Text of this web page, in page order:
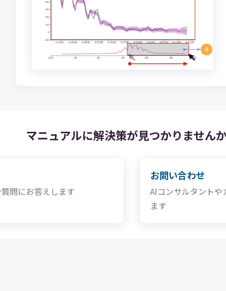
マニュアルに解決策が見つかりません
問にお答えします
お問い合わせ
AIコンサルタント
ます